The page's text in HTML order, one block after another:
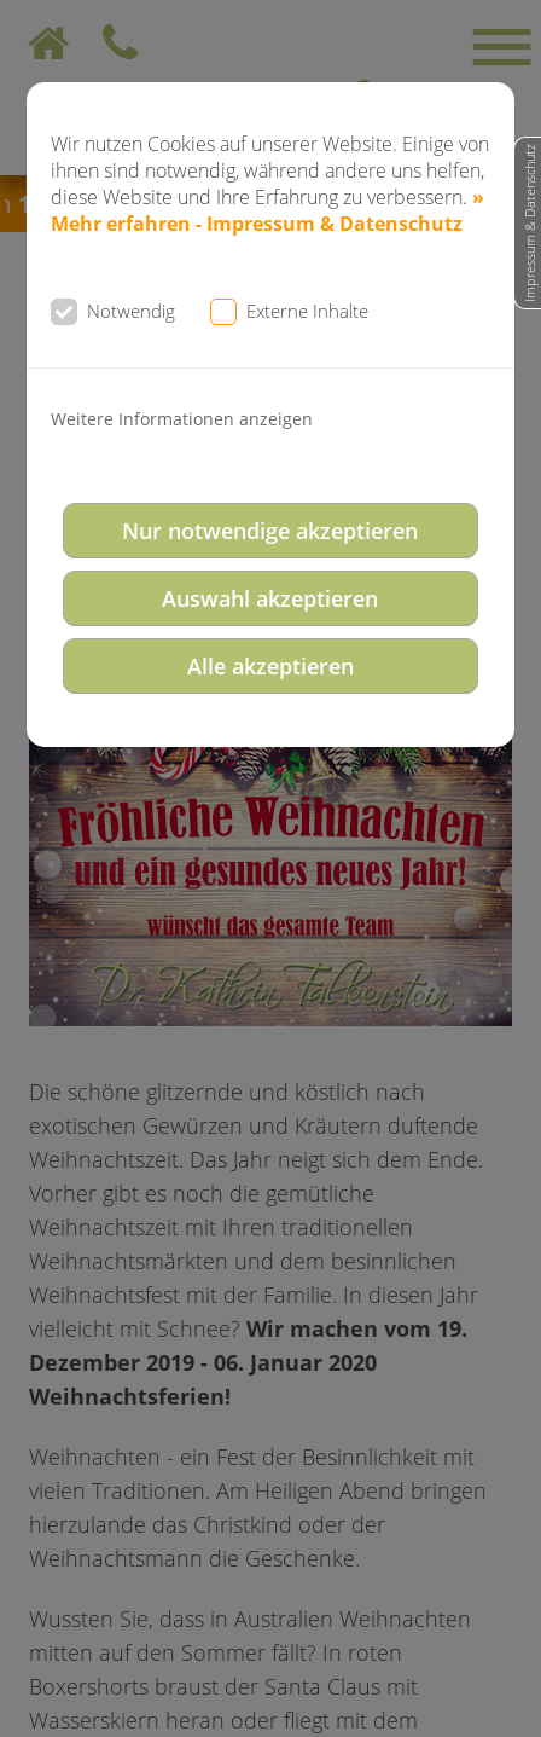
Wir nutzen Cookies auf unserer Website. Einige von
ihnen sind notwendig, während andere uns helfen,
diese Website und Ihre Erfahrung zu verbessern. »
Mehr erfahren - Impressum & Datenschutz
Notwendig Externe Inhalte
Weitere Informationen anzeigen
Nur notwendige akzeptieren
Auswahl akzeptieren
Alle akzeptieren
Impressum & Datenschutz
bis einschließlich 28.08.2026bleibt
gesundes neues Jahr 2020!
Wünscht Ihnen die
Kieferorthopädie Dr. Kathrin
Falkenstein! Ferienöffnungszeiten!
Die schöne glitzernde und köstlich nach
exotischen Gewürzen und Kräutern duftende
Weihnachtszeit. Das Jahr neigt sich dem Ende.
Vorher gibt es noch die gemütliche
Weihnachtszeit mit Ihren traditionellen
Weihnachtsmärkten und dem besinnlichen
Weihnachtsfest mit der Familie. In diesen Jahr
vielleicht mit Schnee?Wir machen vom 19.
Dezember 2019 - 06. Januar 2020
Weihnachtsferien!
Weihnachten - ein Fest der Besinnlichkeit mit
vielen Traditionen. Am Heiligen Abend bringen
hierzulande das Christkind oder der
Weihnachtsmann die Geschenke.
Wussten Sie, dass in Australien Weihnachten
mitten auf den Sommer fällt? In roten
Boxershorts braust der Santa Claus mit
Wasserskiern heran oder fliegt mit dem